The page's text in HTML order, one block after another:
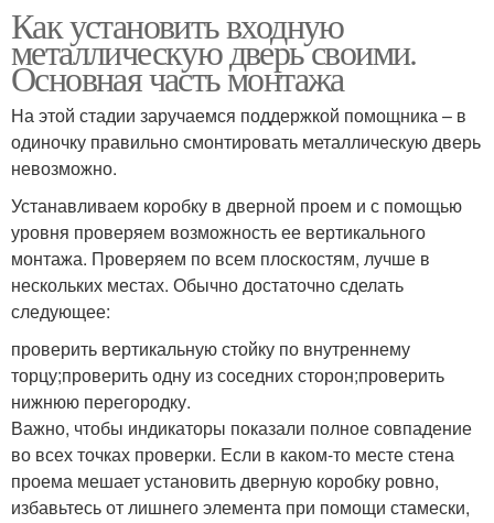
Как установить входную
металлическую дверь своими.
Основная часть монтажа
На этой стадии заручаемся поддержкой помощника – в
одиночку правильно смонтировать металлическую дверь
невозможно.
Устанавливаем коробку в дверной проем и с помощью
уровня проверяем возможность ее вертикального
монтажа. Проверяем по всем плоскостям, лучше в
нескольких местах. Обычно достаточно сделать
следующее:
проверить вертикальную стойку по внутреннему
торцу;проверить одну из соседних сторон;проверить
нижнюю перегородку.
Важно, чтобы индикаторы показали полное совпадение
во всех точках проверки. Если в каком-то месте стена
проема мешает установить дверную коробку ровно,
избавьтесь от лишнего элемента при помощи стамески,